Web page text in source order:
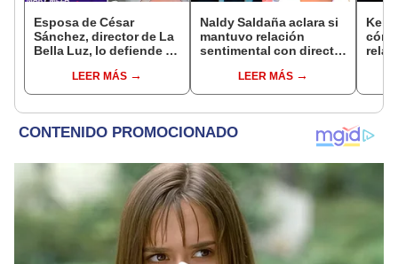
Esposa de César
Sánchez, director de La
Bella Luz, lo defiende y
relación clandestina
con Naldy Saldaña:
LEER MÁS
Naldy Saldaña aclara si
mantuvo relación
sentimental con director
denunciarlo por
tocamientos: “Me
LEER MÁS